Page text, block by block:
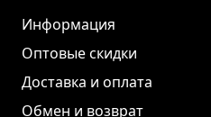
Информация
Оптовые скидки
Доставка и оплата
Обмен и возврат